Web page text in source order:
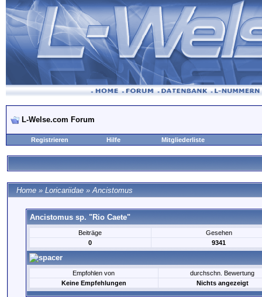
L-Welse.com Forum
Registrieren Hilfe Mitgliederliste
Home » Loricariidae »Ancistomus
Ancistomus sp. "Rio Caete"
Beiträge
Gesehen
0
9341
Empfohlen von
durchschn. Bewertung
Keine Empfehlungen
Nichts angezeigt